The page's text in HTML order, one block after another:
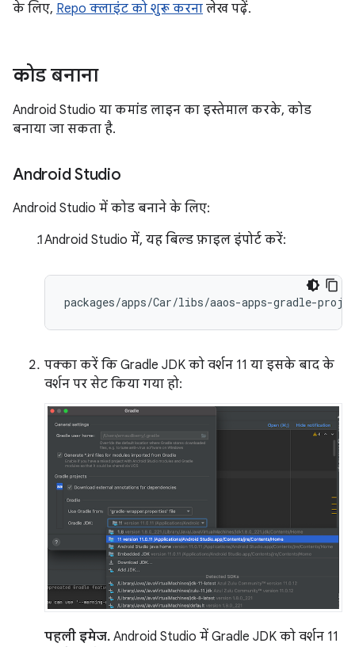
के लिए, Repo क्लाइंट को शुरू करना लेख पढ़ें.
कोड बनाना
Android Studio या कमांड लाइन का इस्तेमाल करके, कोड
बनाया जा सकता है.
Android Studio
Android Studio में कोड बनाने के लिए:
Android Studio में, यह बिल्ड फ़ाइल इंपोर्ट करें:
पक्का करें कि Gradle JDK को वर्शन 11 या इसके बाद के
वर्शन पर सेट किया गया हो:
पहली इमेज. Android Studio में Gradle JDK को वर्शन 11